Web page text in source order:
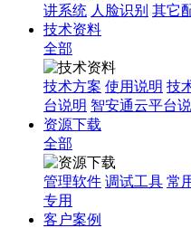
讲系统 人脸识别 其它
技术资料
全部
技术方案 使用说明 技
台说明 智安通云平台
资源下载
全部
管理软件 调试工具 常
专用
客户案例